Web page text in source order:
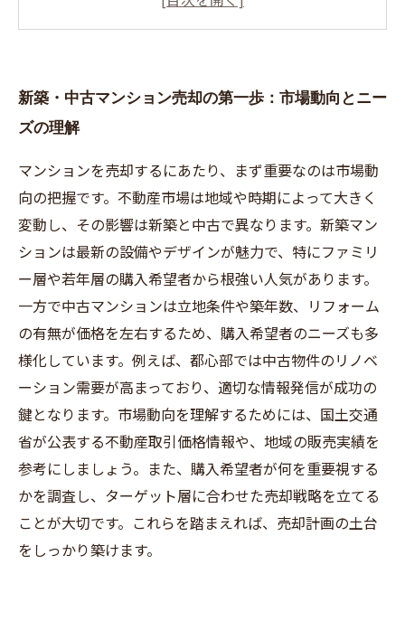
契約・引き渡しまでの流れとトラブル回避のポ
イント
新築・中古マンション売却の第一歩：市場動向とニー
ズの理解
マンションを売却するにあたり、まず重要なのは市場動
向の把握です。不動産市場は地域や時期によって大きく
変動し、その影響は新築と中古で異なります。新築マン
ションは最新の設備やデザインが魅力で、特にファミリ
ー層や若年層の購入希望者から根強い人気があります。
一方で中古マンションは立地条件や築年数、リフォーム
の有無が価格を左右するため、購入希望者のニーズも多
様化しています。例えば、都心部では中古物件のリノベ
ーション需要が高まっており、適切な情報発信が成功の
鍵となります。市場動向を理解するためには、国土交通
省が公表する不動産取引価格情報や、地域の販売実績を
参考にしましょう。また、購入希望者が何を重要視する
かを調査し、ターゲット層に合わせた売却戦略を立てる
ことが大切です。これらを踏まえれば、売却計画の土台
をしっかり築けます。